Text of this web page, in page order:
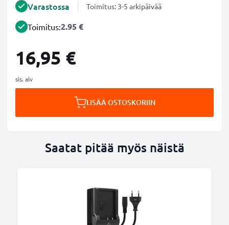
Varastossa Toimitus: 3-5 arkipäivää
Toimitus:2.95 €
16,95 €
sis. alv
LISÄÄ OSTOSKORIIN
Saatat pitää myös näistä